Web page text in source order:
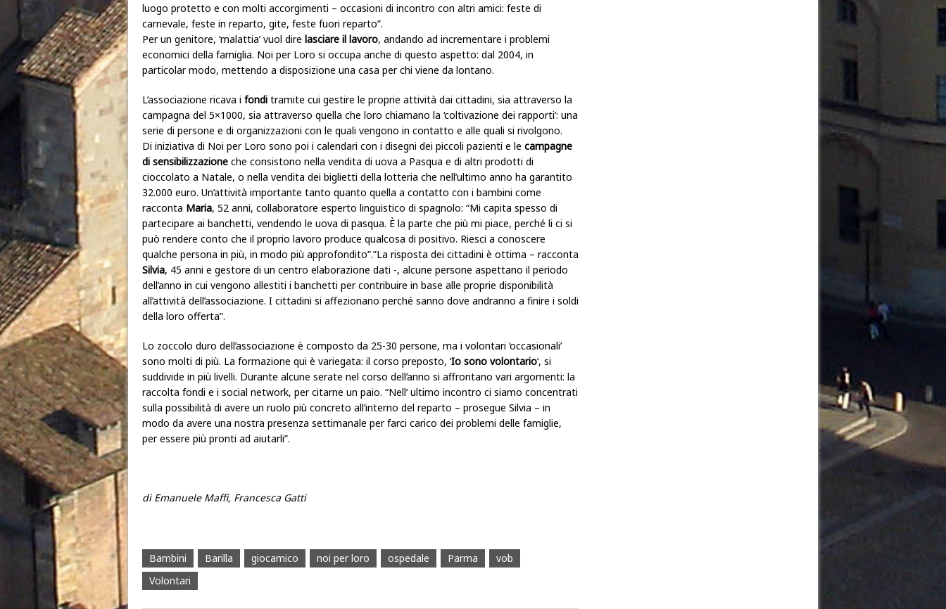
luogo protetto e con molti accorgimenti – occasioni di incontro con altri amici: feste di
carnevale, feste in reparto, gite, feste fuori reparto”.
Per un genitore, ‘malattia’ vuol dire lasciare il lavoro, andando ad incrementare i problemi
economici della famiglia. Noi per Loro si occupa anche di questo aspetto: dal 2004, in
particolar modo, mettendo a disposizione una casa per chi viene da lontano.
L’associazione ricava i fondi tramite cui gestire le proprie attività dai cittadini, sia attraverso la
campagna del 5×1000, sia attraverso quella che loro chiamano la ‘coltivazione dei rapporti’: una
serie di persone e di organizzazioni con le quali vengono in contatto e alle quali si rivolgono.
Di iniziativa di Noi per Loro sono poi i calendari con i disegni dei piccoli pazienti e le campagne
di sensibilizzazione che consistono nella vendita di uova a Pasqua e di altri prodotti di
cioccolato a Natale, o nella vendita dei biglietti della lotteria che nell’ultimo anno ha garantito
32.000 euro. Un’attività importante tanto quanto quella a contatto con i bambini come
racconta Maria, 52 anni, collaboratore esperto linguistico di spagnolo: “Mi capita spesso di
partecipare ai banchetti, vendendo le uova di pasqua. È la parte che più mi piace, perché li ci si
può rendere conto che il proprio lavoro produce qualcosa di positivo. Riesci a conoscere
qualche persona in più, in modo più approfondito”.”La risposta dei cittadini è ottima – racconta
Silvia, 45 anni e gestore di un centro elaborazione dati -, alcune persone aspettano il periodo
dell’anno in cui vengono allestiti i banchetti per contribuire in base alle proprie disponibilità
all’attività dell’associazione. I cittadini si affezionano perché sanno dove andranno a finire i soldi
della loro offerta”.
Lo zoccolo duro dell’associazione è composto da 25-30 persone, ma i volontari ‘occasionali’
sono molti di più. La formazione qui è variegata: il corso preposto, ‘Io sono volontario‘, si
suddivide in più livelli. Durante alcune serate nel corso dell’anno si affrontano vari argomenti: la
raccolta fondi e i social network, per citarne un paio. “Nell’ ultimo incontro ci siamo concentrati
sulla possibilità di avere un ruolo più concreto all’interno del reparto – prosegue Silvia – in
modo da avere una nostra presenza settimanale per farci carico dei problemi delle famiglie,
per essere più pronti ad aiutarli”.
diEmanuele Maffi, Francesca Gatti
Bambini Barilla giocamico noi per loro ospedale Parma
vob
Volontari